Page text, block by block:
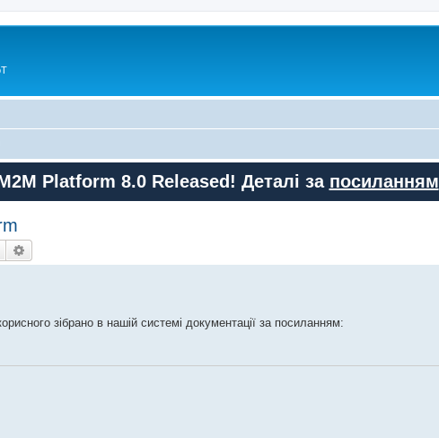
Platform 8.0 Released! Деталі за посиланням
Search
зібрано в нашій системі документації за посиланням: